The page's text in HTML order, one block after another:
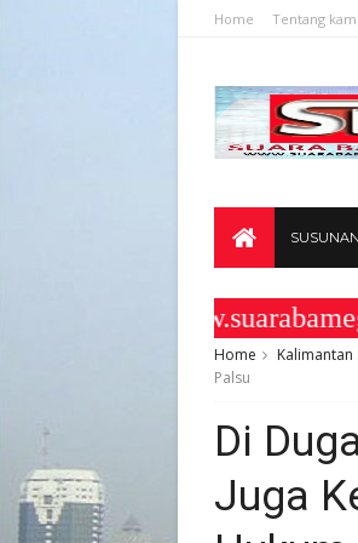
Home Tentang kami
Home Kalimantan
Palsu
Di
Juga